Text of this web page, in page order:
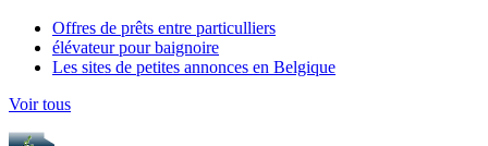
Offres de prêts entre particulliers
élévateur pour baignoire
Les sites de petites annonces en Belgique
Voir tous